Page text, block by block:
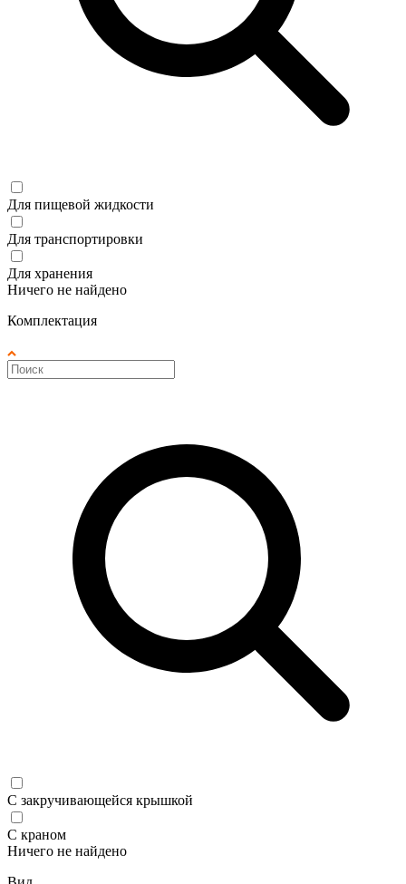
Для пищевой жидкости
Для транспортировки
Для хранения
Ничего не найдено
Комплектация
С закручивающейся крышкой
С краном
Ничего не найдено